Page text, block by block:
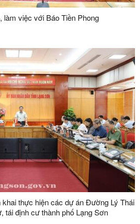
làm việc với Báo Tiền Phong
khai thực hiện các dự án Đường Lý Thái
tái định cư thành phố Lạng Sơn